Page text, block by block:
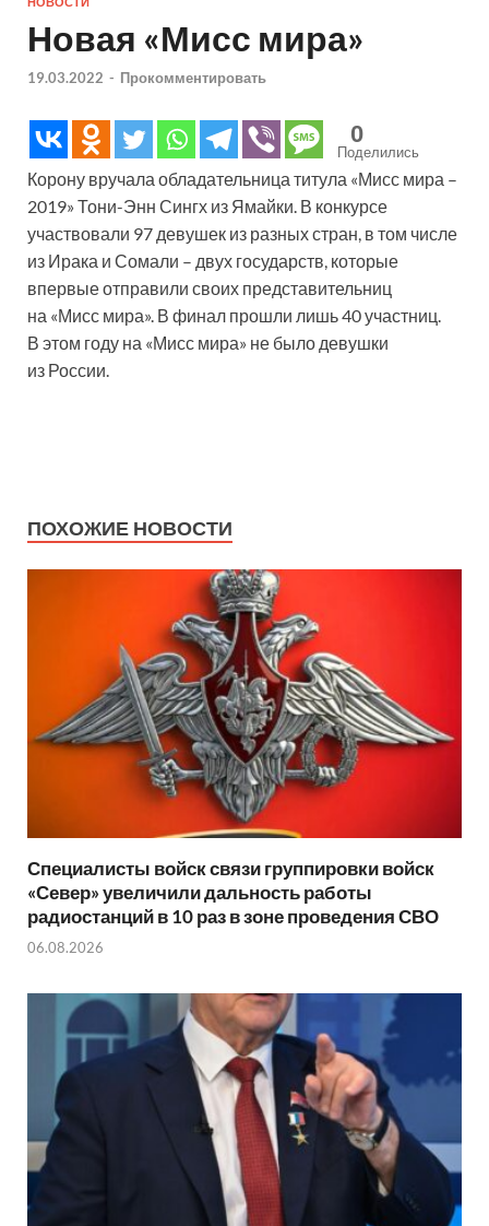
Новая «Мисс мира»
19.03.2022 - Прокомментировать
0
Поделились
Корону вручала обладательница титула «Мисс мира –
2019» Тони-Энн Сингх из Ямайки. В конкурсе
участвовали 97 девушек из разных стран, в том числе
из Ирака и Сомали – двух государств, которые
впервые отправили своих представительниц
на «Мисс мира». В финал прошли лишь 40 участниц.
В этом году на «Мисс мира» не было девушки
из России.
ПОХОЖИЕ НОВОСТИ
Специалисты войск связи группировки войск
«Север» увеличили дальность работы
радиостанций в 10 раз в зоне проведения СВО
06.08.2026